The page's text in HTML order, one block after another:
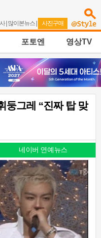
| 많이본뉴스 | 사진구매
포토엔 영상TV
둥그레 “진짜 탑 맞
네이버 연예뉴스